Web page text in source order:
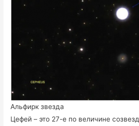
Альфирк звезда
Цефей – это 27-е по величине